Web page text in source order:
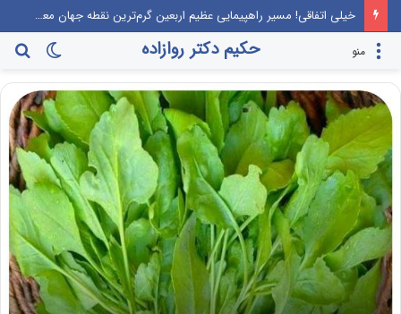
خیلی اتفاقی! مسیر راهپیمایی عظیم اربعین گرم‌ترین نقطه جهان معرفی می‌شود!
تغییر
پوسته
حکیم دکتر روازاده منو